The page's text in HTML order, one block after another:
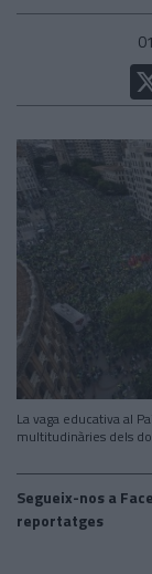
La vaga educativa al
multitudinàries dels
Segueix-nos a
reportatges